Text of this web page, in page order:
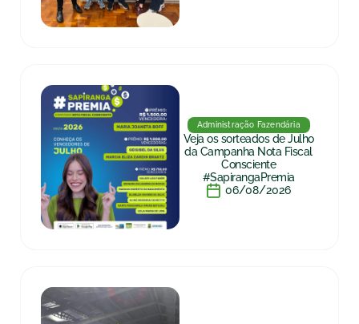
Administração Fazendária
Veja os sorteados de Julho
da Campanha Nota Fiscal
Consciente
#SapirangaPremia
06/08/2026